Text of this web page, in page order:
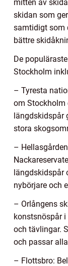
mitten av
skidan som
samtidigt som
bättre
De
Stockholm
– Tyresta
om Stockholm
längdskidspår
stora
–
längdskidspår
nybörjare och
– Orlångens
konstsnöspår
och tävlingar.
och passar
– Flottsbro: